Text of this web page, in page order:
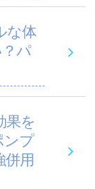
な体
パ
果を
ンプ
併用